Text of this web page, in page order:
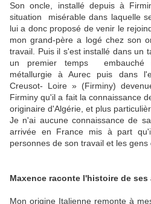
Son oncle, installé depuis à
situation misérable dans laquelle
lui a donc proposé de venir le
mon grand-père a logé chez son
travail. Puis il s'est installé dans un
un premier temps embauché
métallurgie à Aurec puis dans
Creusot- Loire » (Firminy)
Firminy qu'il a fait la connaissance
originaire d'Algérie, et plus
Je n'ai aucune connaissance de
arrivée en France mis à part
personnes de son travail et les gens
Maxence raconte l'histoire de
Mon origine Italienne remonte à